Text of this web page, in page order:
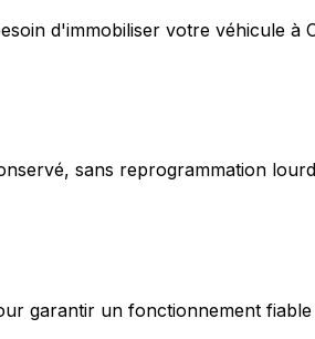
d'immobiliser votre véhicule à
sans reprogrammation
garantir un fonctionnement